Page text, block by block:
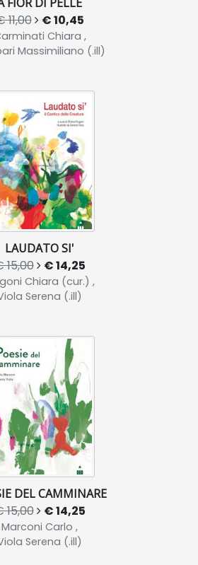
11,00 € 10,45
Chiara ,
Massimiliano (.ill)
LAUDATO SI'
15,00 € 14,25
Chiara (cur.) ,
Serena (.ill)
DEL CAMMINARE
15,00 € 14,25
Marconi Carlo ,
Serena (.ill)